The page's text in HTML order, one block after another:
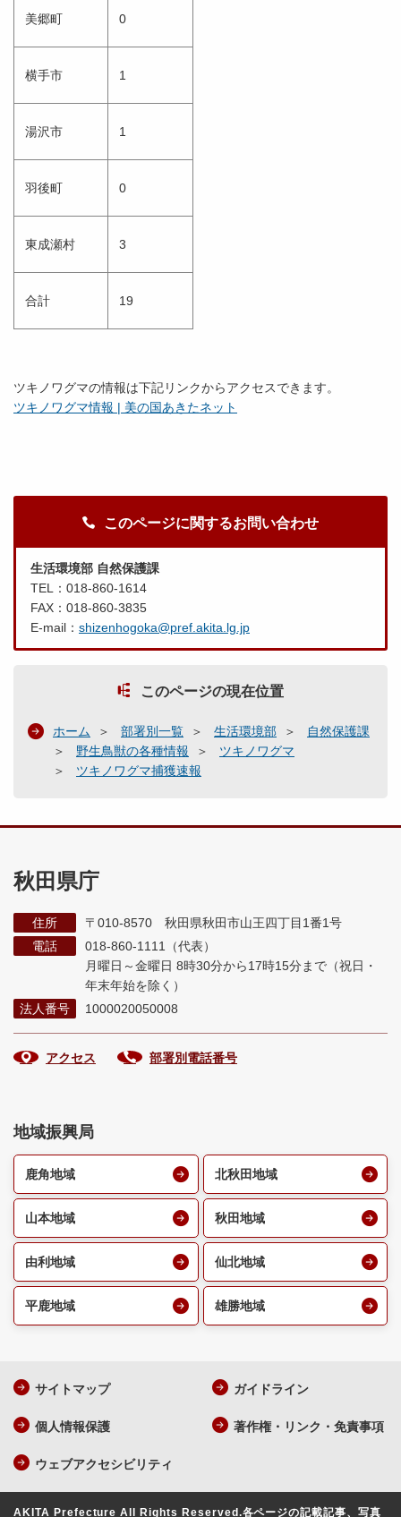
美郷町 0
横手市 1
湯沢市 1
羽後町 0
東成瀬村 3
合計 19
ツキノワグマの情報は下記リンクからアクセスできます。
ツキノワグマ情報 | 美の国あきたネット
このページに関するお問い合わせ
生活環境部 自然保護課
TEL：018-860-1614
FAX：018-860-3835
E-mail： shizenhogoka@pref.akita.lg.jp
このページの現在位置
ホーム 部署別一覧 生活環境部
自然保護課
野生鳥獣の各種情報
ツキノワグマ
ツキノワグマ捕獲速報
秋田県庁
住所
〒010-8570 秋田県秋田市山王四丁目1番1号
電話
018-860-1111（代表）
月曜日～金曜日 8時30分から17時15分まで （祝日・
年末年始を除く）
法人番号
1000020050008
アクセス 部署別電話番号
地域振興局
鹿角地域 北秋田地域
山本地域 秋田地域
由利地域 仙北地域
平鹿地域 雄勝地域
サイトマップ ガイドライン
個人情報保護 著作権・リンク・免責事項
ウェブアクセシビリティ
AKITA Prefecture All Rights Reserved.各ページの記載記事、写真